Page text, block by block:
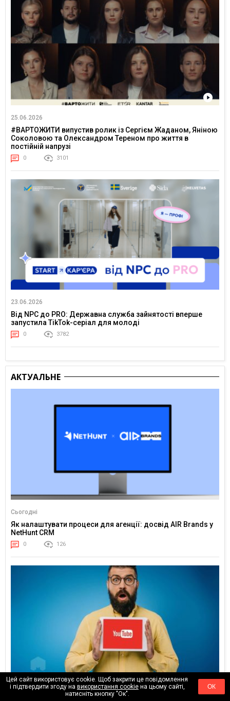
25.06.2026
#ВАРТОЖИТИ випустив ролик із Сергієм Жаданом, Яніною
Соколовою та Олександром Тереном про життя в
постійній напрузі
0 3101
23.06.2026
Від NPC до PRO: Державна служба зайнятості вперше
запустила TikTok-серіал для молоді
0 3782
АКТУАЛЬНЕ
Сьогодні
Як налаштувати процеси для агенції: досвід AIR Brands у
NetHunt CRM
0 126
24.02.2026
Цей сайт використовує cookie. Щоб закрити це повідомлення
і підтвердити згоду на використання cookieна цьому сайті,
натисніть кнопку "Ок".
ОК